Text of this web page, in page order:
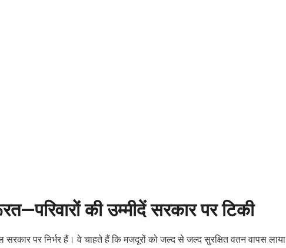
की उम्मीदें सरकार पर टिकी
पर निर्भर हैं। वे चाहते हैं कि मजदूरों को जल्द से जल्द सुरक्षित वतन वापस लाया